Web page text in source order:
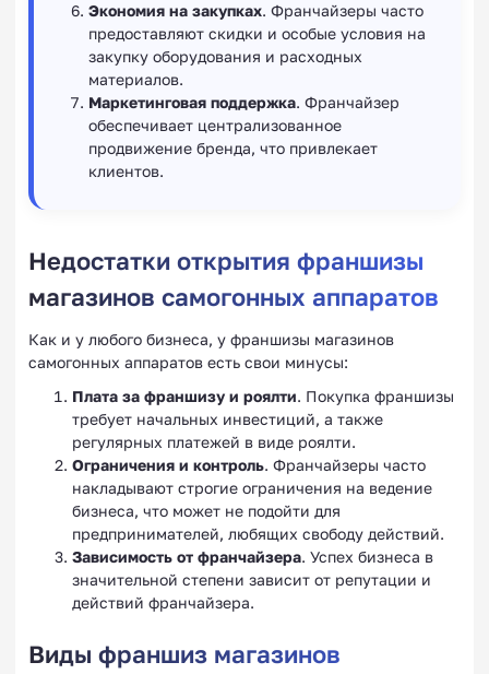
Экономия на закупках. Франчайзеры часто
предоставляют скидки и особые условия на
закупку оборудования и расходных
материалов.
Маркетинговая поддержка. Франчайзер
обеспечивает централизованное
продвижение бренда, что привлекает
клиентов.
Недостатки открытия франшизы
магазинов самогонных аппаратов
Как и у любого бизнеса, у франшизы магазинов
самогонных аппаратов есть свои минусы:
Плата за франшизу и роялти. Покупка франшизы
требует начальных инвестиций, а также
регулярных платежей в виде роялти.
Ограничения и контроль. Франчайзеры часто
накладывают строгие ограничения на ведение
бизнеса, что может не подойти для
предпринимателей, любящих свободу действий.
Зависимость от франчайзера. Успех бизнеса в
значительной степени зависит от репутации и
действий франчайзера.
Виды франшиз магазинов